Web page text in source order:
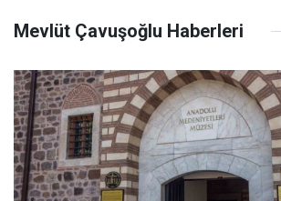
Mevlüt Çavuşoğlu Haberleri